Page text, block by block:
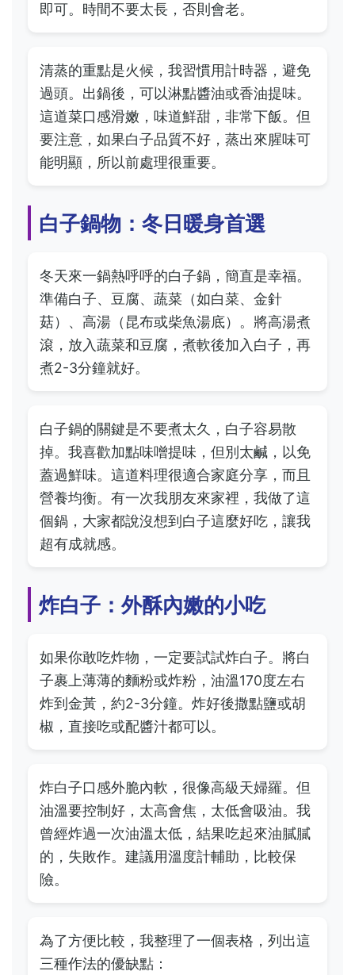
即可。時間不要太長，否則會老。
清蒸的重點是火候，我習慣用計時器，避免
過頭。出鍋後，可以淋點醬油或香油提味。
這道菜口感滑嫩，味道鮮甜，非常下飯。但
要注意，如果白子品質不好，蒸出來腥味可
能明顯，所以前處理很重要。
白子鍋物：冬日暖身首選
冬天來一鍋熱呼呼的白子鍋，簡直是幸福。
準備白子、豆腐、蔬菜（如白菜、金針
菇）、高湯（昆布或柴魚湯底）。將高湯煮
滾，放入蔬菜和豆腐，煮軟後加入白子，再
煮2-3分鐘就好。
白子鍋的關鍵是不要煮太久，白子容易散
掉。我喜歡加點味噌提味，但別太鹹，以免
蓋過鮮味。這道料理很適合家庭分享，而且
營養均衡。有一次我朋友來家裡，我做了這
個鍋，大家都說沒想到白子這麼好吃，讓我
超有成就感。
炸白子：外酥內嫩的小吃
如果你敢吃炸物，一定要試試炸白子。將白
子裹上薄薄的麵粉或炸粉，油溫170度左右
炸到金黃，約2-3分鐘。炸好後撒點鹽或胡
椒，直接吃或配醬汁都可以。
炸白子口感外脆內軟，很像高級天婦羅。但
油溫要控制好，太高會焦，太低會吸油。我
曾經炸過一次油溫太低，結果吃起來油膩膩
的，失敗作。建議用溫度計輔助，比較保
險。
為了方便比較，我整理了一個表格，列出這
三種作法的優缺點：